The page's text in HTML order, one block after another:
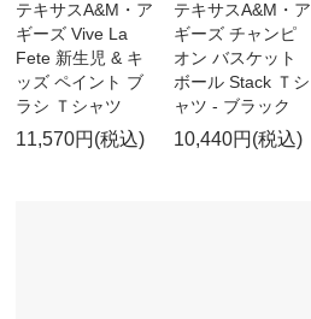
テキサスA&M・ア
ギーズ Vive La
Fete 新生児 & キ
ッズ ペイント ブ
ラシ Ｔシャツ
11,570円(税込)
テキサスA&M・ア
ギーズ チャンピ
オン バスケット
ボール Stack Ｔシ
ャツ - ブラック
10,440円(税込)